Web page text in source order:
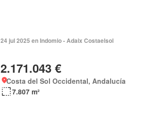
24 jul 2025 en Indomio - Adaix Costaelsol
2.171.043 €
Costa del Sol Occidental, Andalucía
7.807 m²